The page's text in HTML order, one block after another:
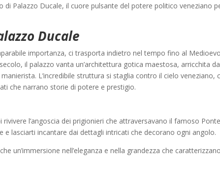
di Palazzo Ducale, il cuore pulsante del potere politico veneziano
Ducale
importanza, ci trasporta indietro nel tempo fino al
il palazzo vanta un’architettura gotica maestosa, arricchita da
L’incredibile struttura si staglia contro il cielo veneziano,
che narrano storie di potere e prestigio.
l’angoscia dei prigionieri che attraversavano il famoso
e lasciarti incantare dai dettagli intricati che decorano ogni angolo.
un’immersione nell’eleganza e nella grandezza che